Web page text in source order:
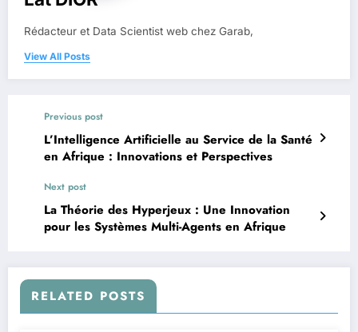
Rédacteur et Data Scientist web chez Garab,
View All Posts
Previous post
L’Intelligence Artificielle au Service de la Santé
en Afrique : Innovations et Perspectives
Next post
La Théorie des Hyperjeux : Une Innovation
pour les Systèmes Multi-Agents en Afrique
RELATED POSTS